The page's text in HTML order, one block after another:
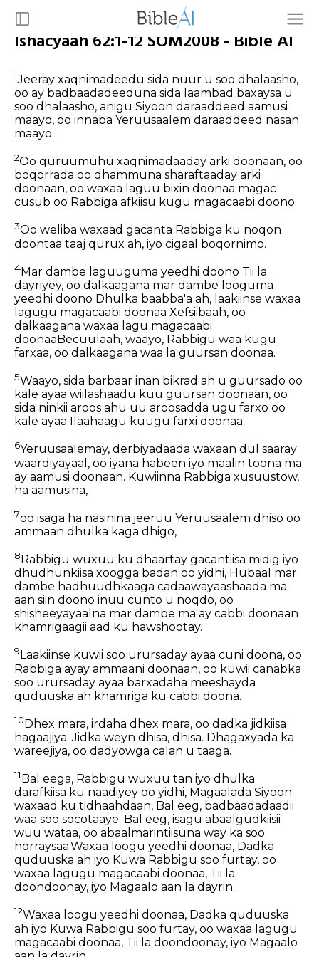
Ishacyaah 62:1-12 SOM2008 - Bible AI
1Jeeray xaqnimadeedu sida nuur u soo dhalaasho,
oo ay badbaadadeeduna sida laambad baxaysa u
soo dhalaasho, anigu Siyoon daraaddeed aamusi
maayo, oo innaba Yeruusaalem daraaddeed nasan
maayo.
2Oo quruumuhu xaqnimadaaday arki doonaan, oo
boqorrada oo dhammuna sharaftaaday arki
doonaan, oo waxaa laguu bixin doonaa magac
cusub oo Rabbiga afkiisu kugu magacaabi doono.
3Oo weliba waxaad gacanta Rabbiga ku noqon
doontaa taaj qurux ah, iyo cigaal boqornimo.
4Mar dambe laguuguma yeedhi doono Tii la
dayriyey, oo dalkaagana mar dambe looguma
yeedhi doono Dhulka baabba'a ah, laakiinse waxaa
lagugu magacaabi doonaa Xefsiibaah, oo
dalkaagana waxaa lagu magacaabi
doonaaBecuulaah, waayo, Rabbigu waa kugu
farxaa, oo dalkaagana waa la guursan doonaa.
5Waayo, sida barbaar inan bikrad ah u guursado oo
kale ayaa wiilashaadu kuu guursan doonaan, oo
sida ninkii aroos ahu uu aroosadda ugu farxo oo
kale ayaa Ilaahaagu kuugu farxi doonaa.
6Yeruusaalemay, derbiyadaada waxaan dul saaray
waardiyayaal, oo iyana habeen iyo maalin toona ma
ay aamusi doonaan. Kuwiinna Rabbiga xusuustow,
ha aamusina,
7oo isaga ha nasinina jeeruu Yeruusaalem dhiso oo
ammaan dhulka kaga dhigo,
8 Rabbigu wuxuu ku dhaartay gacantiisa midig iyo
dhudhunkiisa xoogga badan oo yidhi, Hubaal mar
dambe hadhuudhkaaga cadaawayaashaada ma
aan siin doono inuu cunto u noqdo, oo
shisheeyayaalna mar dambe ma ay cabbi doonaan
khamrigaagii aad ku hawshootay.
9 Laakiinse kuwii soo urursaday ayaa cuni doona, oo
Rabbiga ayay ammaani doonaan, oo kuwii canabka
soo urursaday ayaa barxadaha meeshayda
quduuska ah khamriga ku cabbi doona.
10Dhex mara, irdaha dhex mara, oo dadka jidkiisa
hagaajiya. Jidka weyn dhisa, dhisa. Dhagaxyada ka
wareejiya, oo dadyowga calan u taaga.
11 Bal eega, Rabbigu wuxuu tan iyo dhulka
darafkiisa ku naadiyey oo yidhi, Magaalada Siyoon
waxaad ku tidhaahdaan, Bal eeg, badbaadadaadii
waa soo socotaaye. Bal eeg, isagu abaalgudkiisii
wuu wataa, oo abaalmarintiisuna way ka soo
horraysaa.Waxaa loogu yeedhi doonaa, Dadka
quduuska ah iyo Kuwa Rabbigu soo furtay, oo
waxaa lagugu magacaabi doonaa, Tii la
doondoonay, iyo Magaalo aan la dayrin.
12Waxaa loogu yeedhi doonaa, Dadka quduuska
ah iyo Kuwa Rabbigu soo furtay, oo waxaa lagugu
magacaabi doonaa, Tii la doondoonay, iyo Magaalo